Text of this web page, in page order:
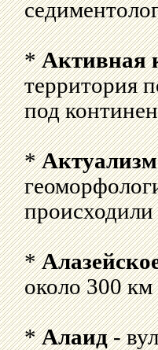
*Активная
территория
под
*Актуализм
*
около 300
*Алаид-